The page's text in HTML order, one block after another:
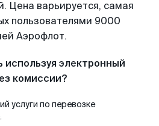
Цена варьируется, самая
пользователями 9000
Аэрофлот.
электронный
комиссии?
услуги по перевозке